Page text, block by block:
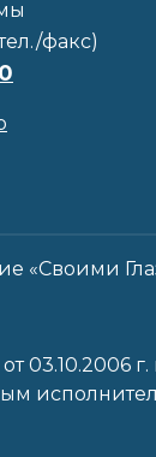
«Своими
03.10.2006
факс)